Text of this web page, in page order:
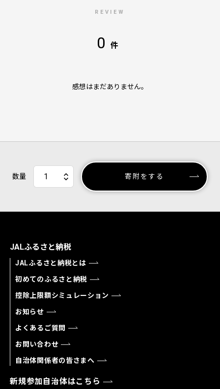
REVIEW
0 件
感想はまだありません。
数量 寄附をする
JALふるさと納税
JALふるさと納税とは
初めてのふるさと納税
控除上限額シミュレーション
お知らせ
よくあるご質問
お問い合わせ
自治体関係者の皆さまへ
新規参加自治体はこちら